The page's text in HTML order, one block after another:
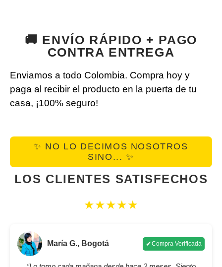
🚚 ENVÍO RÁPIDO + PAGO
CONTRA ENTREGA
Enviamos a todo Colombia. Compra hoy y
paga al recibir el producto en la puerta de tu
casa, ¡100% seguro!
✨ NO LO DECIMOS NOSOTROS
SINO... ✨
LOS CLIENTES SATISFECHOS
★★★★★
María G., Bogotá ✔Compra Verificada